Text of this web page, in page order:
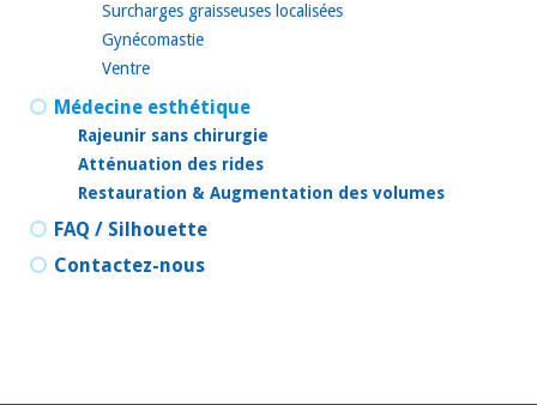
Surcharges graisseuses localisées
Gynécomastie
Ventre
Médecine esthétique
Rajeunir sans chirurgie
Atténuation des rides
Restauration & Augmentation des volumes
FAQ / Silhouette
Contactez-nous